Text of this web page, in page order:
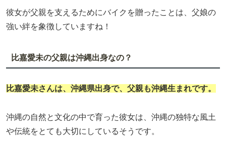
彼女が父親を支えるためにバイクを贈ったことは、父娘の
強い絆を象徴していますね！
比嘉愛未の父親は沖縄出身なの？
比嘉愛未さんは、沖縄県出身で、父親も沖縄生まれです。
沖縄の自然と文化の中で育った彼女は、沖縄の独特な風土
や伝統をとても大切にしているそうです。